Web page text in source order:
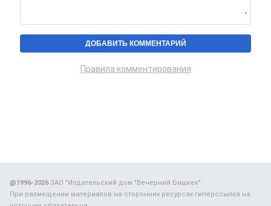
Правила комментирования
@1996-2026ЗАО "Издательский дом "Вечерний Бишкек"
При размещении материалов на сторонних ресурсах гиперссылка на